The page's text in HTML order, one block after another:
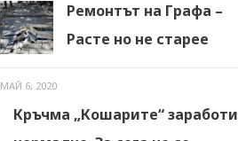
Ремонтът на Графа –
Расте но не старее
МАЙ 6, 2020
Кръчма „Кошарите“ заработи